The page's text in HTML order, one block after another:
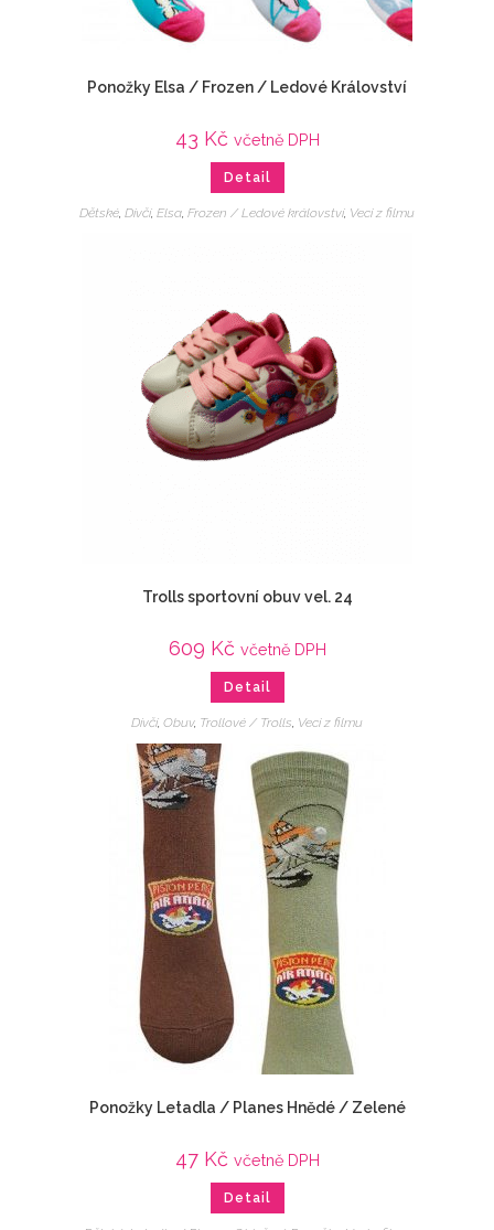
Ponožky Elsa / Frozen / Ledové Království
43 Kč včetně DPH
Detail
Dětské, Dívčí, Elsa, Frozen / Ledové království, Veci z filmu
Trolls sportovní obuv vel. 24
609 Kč včetně DPH
Detail
Dívčí, Obuv, Trollové / Trolls, Veci z filmu
Ponožky Letadla / Planes Hnědé / Zelené
47 Kč včetně DPH
Detail